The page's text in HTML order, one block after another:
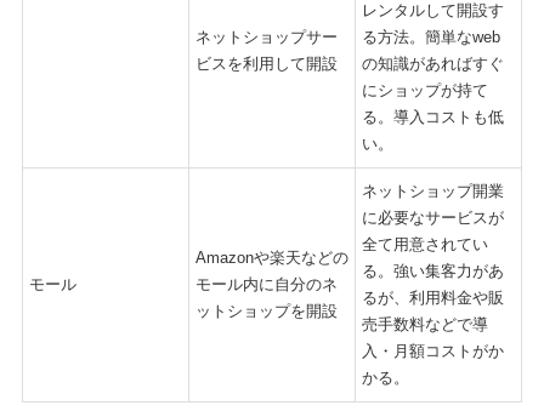
ネットショップサー
ビスを利用して開設
レンタルして開設す
る方法。簡単なweb
の知識があればすぐ
にショップが持て
る。導入コストも低
い。
モール
Amazonや楽天などの
モール内に自分のネ
ットショップを開設
ネットショップ開業
に必要なサービスが
全て用意されてい
る。強い集客力があ
るが、利用料金や販
売手数料などで導
入・月額コストがか
かる。